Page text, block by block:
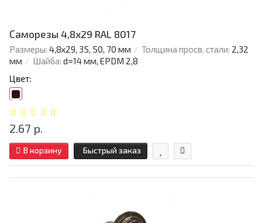
Саморезы 4,8х29 RAL 8017
Размеры: 4,8х29, 35, 50, 70 мм Толщина просв. стали: 2,32
мм
Шайба: d=14 мм, EPDM 2,8
Цвет:
2.67 р.
В корзину Быстрый заказ